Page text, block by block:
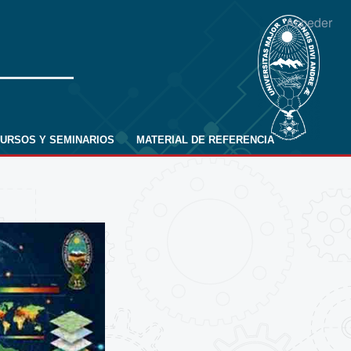
Acceder
Y SEMINARIOS MATERIAL DE REFERENCIA